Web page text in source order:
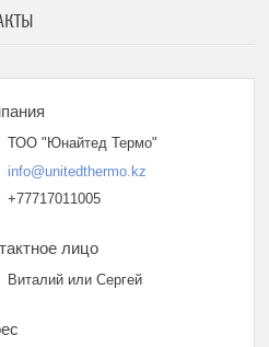
ТОО "Юнайтед Термо"
info@unitedthermo.kz
+77717011005
Виталий или Сергей